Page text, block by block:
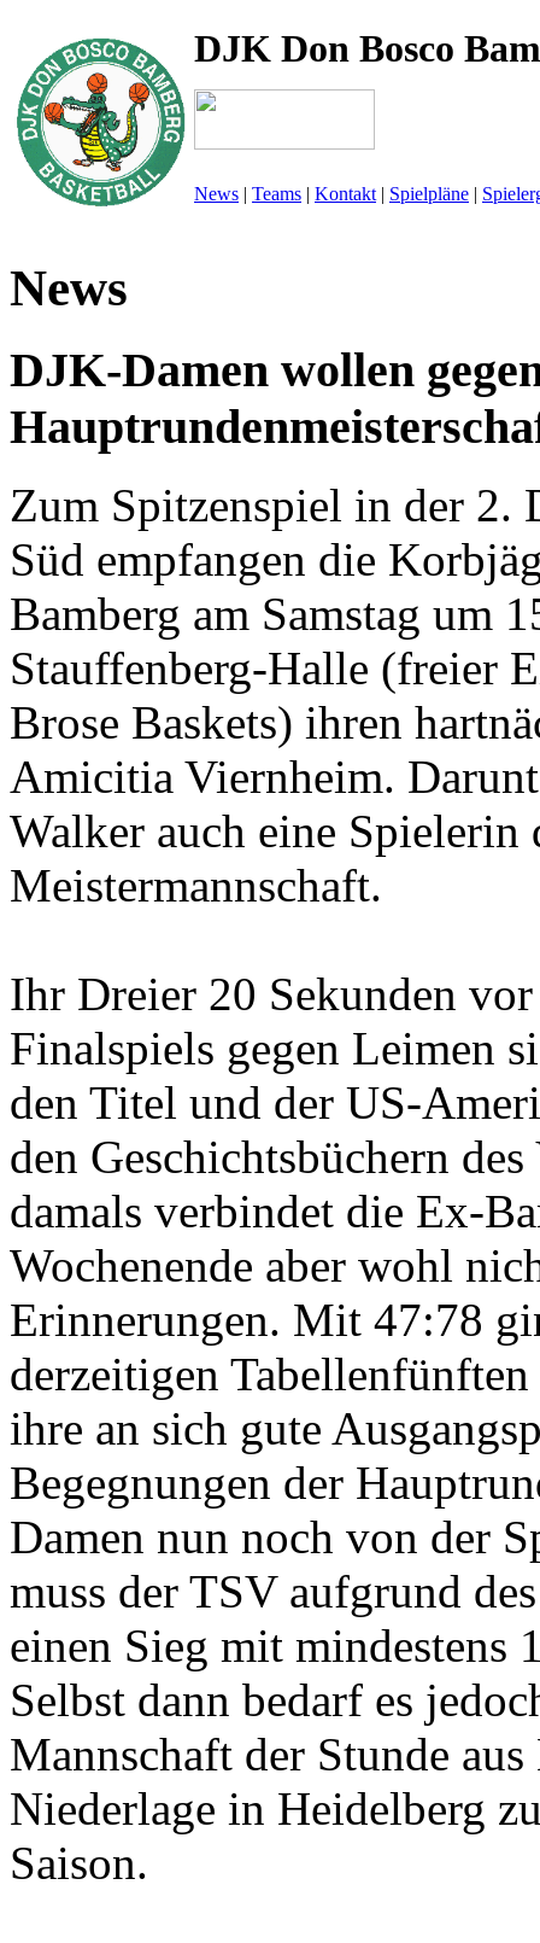
DJK Don Bosco
News | Teams | Kontakt | Spielpläne |
News
DJK-Damen wollen
Zum Spitzenspiel in der 2.
Süd empfangen die
Bamberg am Samstag um
Stauffenberg-Halle (freier
Brose Baskets) ihren
Amicitia Viernheim.
Walker auch eine
Meistermannschaft.
Ihr Dreier 20 Sekunden
Finalspiels gegen Leimen
den Titel und der US-
den Geschichtsbüchern
damals verbindet die Ex-
Wochenende aber wohl
Erinnerungen. Mit 47:78
derzeitigen
ihre an sich gute
Begegnungen der
Damen nun noch von der
muss der TSV aufgrund
einen Sieg mit mindestens
Selbst dann bedarf es
Mannschaft der Stunde
Niederlage in Heidelberg
Saison.